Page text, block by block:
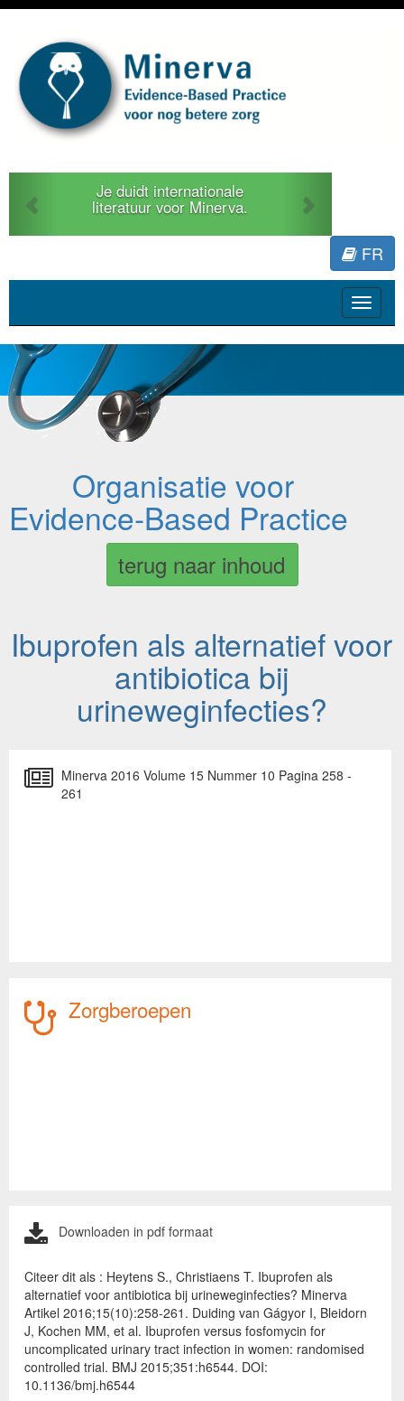
Je duidt internationale
literatuur voor Minerva.
Previous
FR
Toggle
Organisatie voor
Evidence-Based Practice
terug naar inhoud
Ibuprofen als alternatief voor
antibiotica bij
urineweginfecties?
Minerva 2016 Volume 15 Nummer 10 Pagina 258 -
261
Zorgberoepen
Downloaden in pdf formaat
Citeer dit als : Heytens S., Christiaens T. Ibuprofen als
alternatief voor antibiotica bij urineweginfecties? Minerva
Artikel 2016;15(10):258-261. Duiding van Gágyor I, Bleidorn
J, Kochen MM, et al. Ibuprofen versus fosfomycin for
uncomplicated urinary tract infection in women: randomised
controlled trial. BMJ 2015;351:h6544. DOI:
10.1136/bmj.h6544